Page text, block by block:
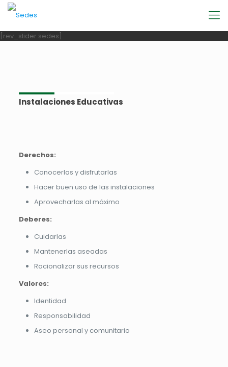
[rev_slider sedes]
Instalaciones Educativas
Derechos:
Conocerlas y disfrutarlas
Hacer buen uso de las instalaciones
Aprovecharlas al máximo
Deberes:
Cuidarlas
Mantenerlas aseadas
Racionalizar sus recursos
Valores:
Identidad
Responsabilidad
Aseo personal y comunitario